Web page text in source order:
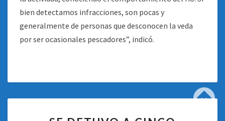
bien detectamos infracciones, son pocas y
generalmente de personas que desconocen la veda
por ser ocasionales pescadores”, indicó.